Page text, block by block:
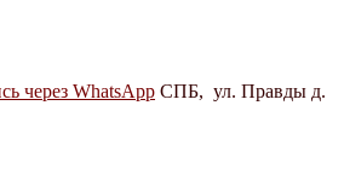
через WhatsApp СПБ, ул. Правды д.